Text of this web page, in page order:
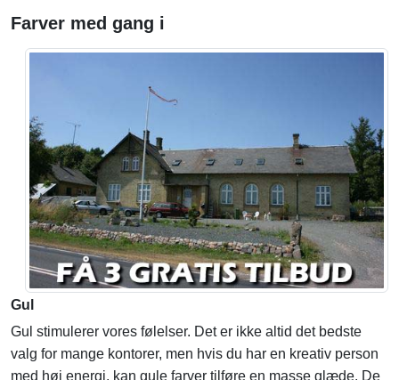
Farver med gang i
Gul
Gul stimulerer vores følelser. Det er ikke altid det bedste
valg for mange kontorer, men hvis du har en kreativ person
med høj energi, kan gule farver tilføre en masse glæde. De